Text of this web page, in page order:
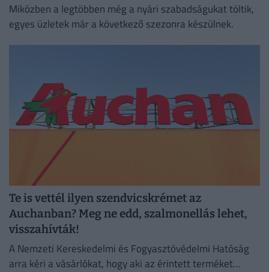
Miközben a legtöbben még a nyári szabadságukat töltik,
egyes üzletek már a következő szezonra készülnek.
Te is vettél ilyen szendvicskrémet az
Auchanban? Meg ne edd, szalmonellás lehet,
visszahívták!
A Nemzeti Kereskedelmi és Fogyasztóvédelmi Hatóság
arra kéri a vásárlókat, hogy aki az érintett terméket